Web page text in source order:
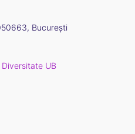
București
UB